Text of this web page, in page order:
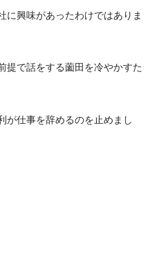
に興味があったわけではありま
提で話をする薗田を冷やかすた
が仕事を辞めるのを止めまし